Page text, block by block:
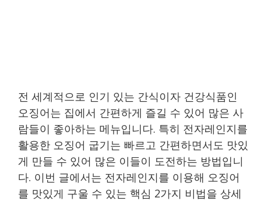
전 세계적으로 인기 있는 간식이자 건강식품인
오징어는 집에서 간편하게 즐길 수 있어 많은 사
람들이 좋아하는 메뉴입니다. 특히 전자레인지를
활용한 오징어 굽기는 빠르고 간편하면서도 맛있
게 만들 수 있어 많은 이들이 도전하는 방법입니
다. 이번 글에서는 전자레인지를 이용해 오징어
를 맛있게 구울 수 있는 핵심 2가지 비법을 상세